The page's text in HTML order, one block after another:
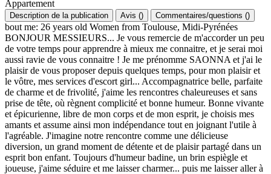
Appartement
Description de la publication Avis () Commentaires/questions ()
bout me: 26 years old Women from Toulouse, Midi-Pyrénées
BONJOUR MESSIEURS... Je vous remercie de m'accorder un peu
de votre temps pour apprendre à mieux me connaitre, et je serai moi
aussi ravie de vous connaitre ! Je me prénomme SAONNA et j'ai le
plaisir de vous proposer depuis quelques temps, pour mon plaisir et
le vôtre, mes services d'escort girl... Accompagnatrice belle, parfaite
de charme et de frivolité, j'aime les rencontres chaleureuses et sans
prise de tête, où règnent complicité et bonne humeur. Bonne vivante
et épicurienne, libre de mon corps et de mon esprit, je choisis mes
amants et assume ainsi mon indépendance tout en joignant l'utile à
l'agréable. J'imagine notre rencontre comme une délicieuse
diversion, un grand moment de détente et de plaisir partagé dans un
esprit bon enfant. Toujours d'humeur badine, un brin espiègle et
joueuse, j'aime séduire et me laisser charmer... puis me laisser aller à